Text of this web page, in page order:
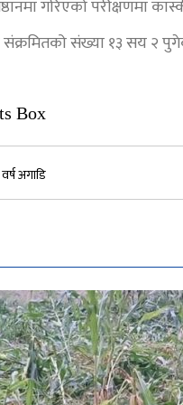
गरिएको
संक्रमितको संख्या १३ सय २
Box
अगाडि